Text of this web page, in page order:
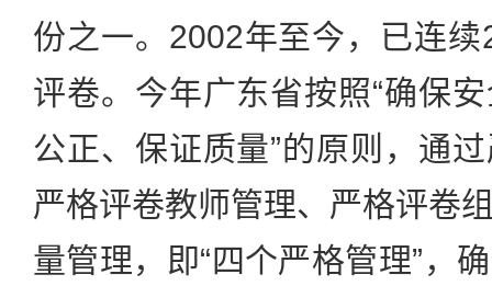
份之一。2002年至今，已连
评卷。今年广东省按照“确保
公正、保证质量”的原则，通
严格评卷教师管理、严格评卷
量管理，即“四个严格管理”，